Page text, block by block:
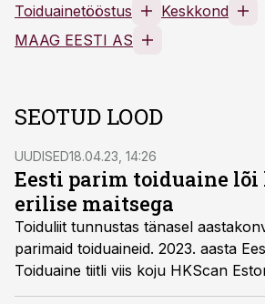
Toiduainetööstus
Keskkond
MAAG EESTI AS
SEOTUD LOOD
UUDISED18.04.23, 14:26
Eesti parim toiduaine
erilise maitsega
Toiduliit tunnustas tänasel
parimaid toiduaineid. 2023. aasta
Toiduaine tiitli viis koju HKScan
turule erilise maitsestusega